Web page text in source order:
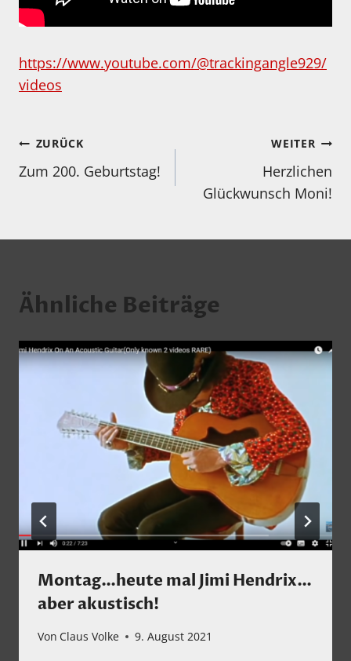
https://www.youtube.com/@trackingangle929/
videos
Beitragsnavigation
ZURÜCK
Zum 200. Geburtstag!
WEITER
Herzlichen
Glückwunsch Moni!
Ähnliche Beiträge
Montag…heute mal Jimi Hendrix…
aber akustisch!
Von Claus Volke 9. August 2021